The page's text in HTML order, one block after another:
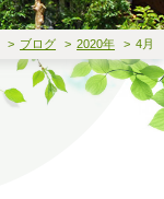
ブログ 2020年 4月